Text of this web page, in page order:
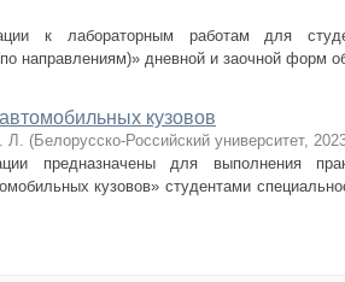
к лабораторным работам для
направлениям)» дневной и заочной форм
кузовов
Л. (Белорусско-Российский университет,
предназначены для выполнения
кузовов» студентами